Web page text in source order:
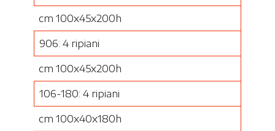
cm 100x45x200h
906: 4 ripiani
cm 100x45x200h
106-180: 4 ripiani
cm 100x40x180h